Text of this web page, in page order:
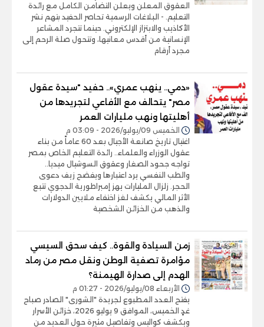
العقوق المعلن ويعلن التضامن الكامل مع رائدة
التعليم. - البلاغات الرسمية تحاصر الحفيد بتهم نشر
الأكاذيب والابتزاز الإلكتروني. حينما تتجرد المشاعر
الإنسانية من أقدس معانيها، وتتحول صلة الرحم إلى
مجرد أرقام
«دمي.. ينهب عمري».. حفيد "سيدة عقول
مصر" يتحالف مع الأفاعي لتجريدها من
أهليتها ونهب مليارات العمر
الخميس 09/يوليو/2026 - 03:09 م
اغتيال تاريخ صانعة الأجيال بعد 60 عاماً من بناء
عقول الوزراء والعلماء.. رائدة التعليم الخاص بمصر
تواجه جحود الصغار وعقوق السوشيال ميديا..
والطب النفسي يرد اعتبارها ويفضح زيف دعوى
الحجر. زلزال المليارات يهز إمبراطورية الدجوي تتبع
الأثر المالي يكشف لغز اختفاء ملايين الدولارات
والذهب من الخزائن الشخصية
زمن السيادة والقوة.. كيف سحق السيسي
مؤامرة تصفية الوطن ونقل مصر من رماد
الهدم إلى صدارة الهيمنة؟
الأربعاء 08/يوليو/2026 - 01:27 م
يفتح العدد المطبوع لجريدة "الشورى" الصادر صباح
غدٍ الخميس، الموافق 9 يوليو 2026، خزائن الأسرار
ويكشف كواليس وتفاصيل مثيرة حول العديد من